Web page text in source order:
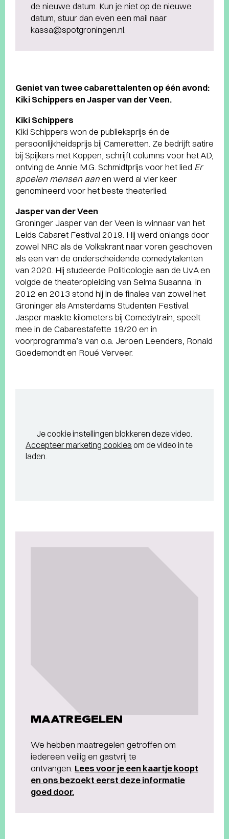
de nieuwe datum. Kun je niet op de nieuwe
datum, stuur dan even een mail naar
kassa@spotgroningen.nl.
Geniet van twee cabarettalenten op één avond:
Kiki Schippers en Jasper van der Veen.
Kiki Schippers
Kiki Schippers won de publieksprijs én de
persoonlijkheidsprijs bij Cameretten. Ze bedrijft satire
bij Spijkers met Koppen, schrijft columns voor het AD,
ontving de Annie M.G. Schmidtprijs voor het lied Er
spoelen mensen aanen werd al vier keer
genomineerd voor het beste theaterlied.
Jasper van der Veen
Groninger Jasper van der Veen is winnaar van het
Leids Cabaret Festival 2019. Hij werd onlangs door
zowel NRC als de Volkskrant naar voren geschoven
als een van de onderscheidende comedytalenten
van 2020. Hij studeerde Politicologie aan de UvA en
volgde de theateropleiding van Selma Susanna. In
2012 en 2013 stond hij in de finales van zowel het
Groninger als Amsterdams Studenten Festival.
Jasper maakte kilometers bij Comedytrain, speelt
mee in de Cabarestafette 19/20 en in
voorprogramma’s van o.a. Jeroen Leenders, Ronald
Goedemondt en Roué Verveer.
Je cookie instellingen blokkeren deze video.
Accepteer marketing cookies om de video in te
laden.
MAATREGELEN
We hebben maatregelen getroffen om
iedereen veilig en gastvrij te
ontvangen. Lees voor je een kaartje koopt
en ons bezoekt eerst deze informatie
goed door.